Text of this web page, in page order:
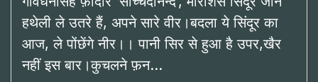
हथेली ले उतरे हैं, अपने सारे वीर।बदला ये सिंदूर का
आज, ले पोंछेंगे नीर।। पानी सिर से हुआ है उपर,खैर
नहीं इस बार।कुचलने फ़न…